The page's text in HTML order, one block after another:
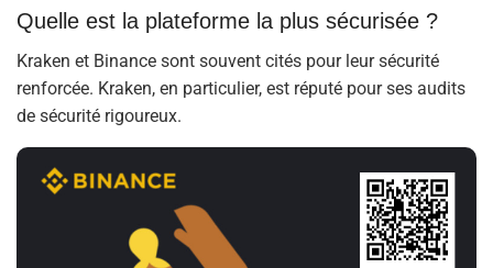
Quelle est la plateforme la plus sécurisée ?
Kraken et Binance sont souvent cités pour leur sécurité
renforcée. Kraken, en particulier, est réputé pour ses audits
de sécurité rigoureux.